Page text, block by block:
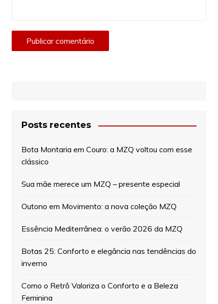
Posts recentes
Bota Montaria em Couro: a MZQ voltou com esse
clássico
Sua mãe merece um MZQ – presente especial
Outono em Movimento: a nova coleção MZQ
Essência Mediterrânea: o verão 2026 da MZQ
Botas 25: Conforto e elegância nas tendências do
inverno
Como o Retrô Valoriza o Conforto e a Beleza
Feminina